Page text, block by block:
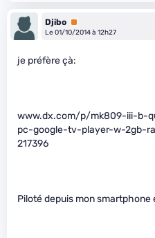
Djibo Premium
Le 01/10/2014 à 12h27
je préfère çà:
www.dx.com/p/mk809-iii-b-
pc-google-tv-player-w-2gb-
217396
Piloté depuis mon smartphone